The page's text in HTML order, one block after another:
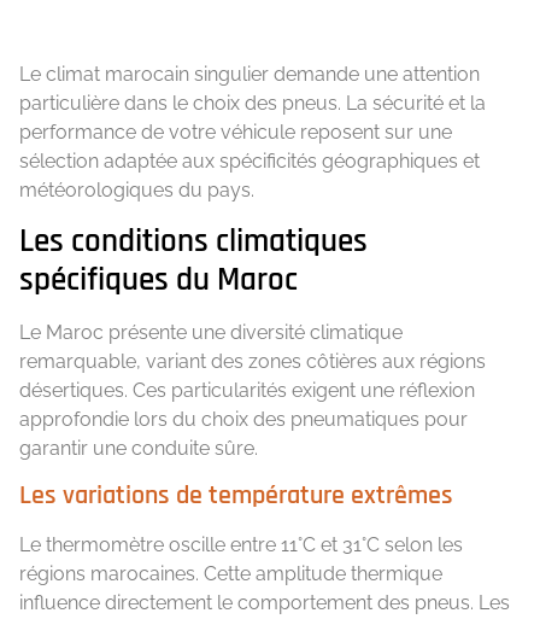
Le climat marocain singulier demande une attention
particulière dans le choix des pneus. La sécurité et la
performance de votre véhicule reposent sur une
sélection adaptée aux spécificités géographiques et
météorologiques du pays.
Les conditions climatiques
spécifiques du Maroc
Le Maroc présente une diversité climatique
remarquable, variant des zones côtières aux régions
désertiques. Ces particularités exigent une réflexion
approfondie lors du choix des pneumatiques pour
garantir une conduite sûre.
Les variations de température extrêmes
Le thermomètre oscille entre 11°C et 31°C selon les
régions marocaines. Cette amplitude thermique
influence directement le comportement des pneus. Les